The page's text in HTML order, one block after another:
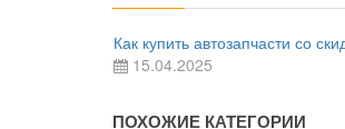
Как купить автозапчасти со
15.04.2025
ПОХОЖИЕ КАТЕГОРИИ